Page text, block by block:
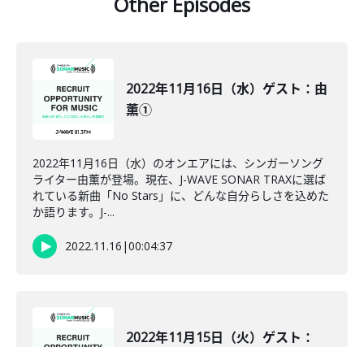
2022年11月16日（水）ゲスト：由
薫①
2022年11月16日（水）のオンエアには、シンガーソング
ライター由薫が登場。現在、J-WAVE SONAR TRAXに選ば
れている新曲「No Stars」に、どんな自分らしさを込めた
か語ります。J-...
2022.11.16 |00:04:37
2022年11月15日（火）ゲスト：